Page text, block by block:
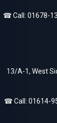
☎ Call: 01678-
13/A-1, West
☎ Call: 01614-